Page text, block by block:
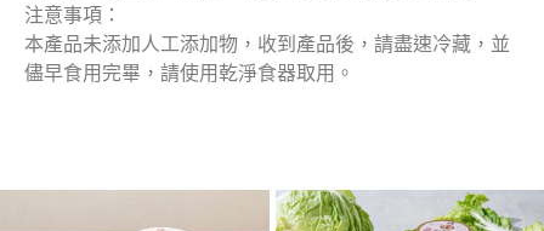
注意事項：
本產品未添加人工添加物，收到產品後，請盡速冷藏，並
儘早食用完畢，請使用乾淨食器取用。